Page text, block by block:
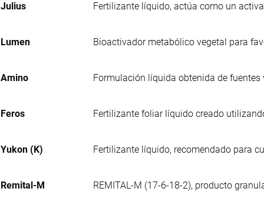
Julius Fertilizante líquido, actúa como un
Lumen Bioactivador metabólico vegetal para
Amino Formulación líquida obtenida de fuentes
Feros Fertilizante foliar líquido creado
Yukon (K) Fertilizante líquido, recomendado para
Remital-M REMITAL-M (17-6-18-2), producto